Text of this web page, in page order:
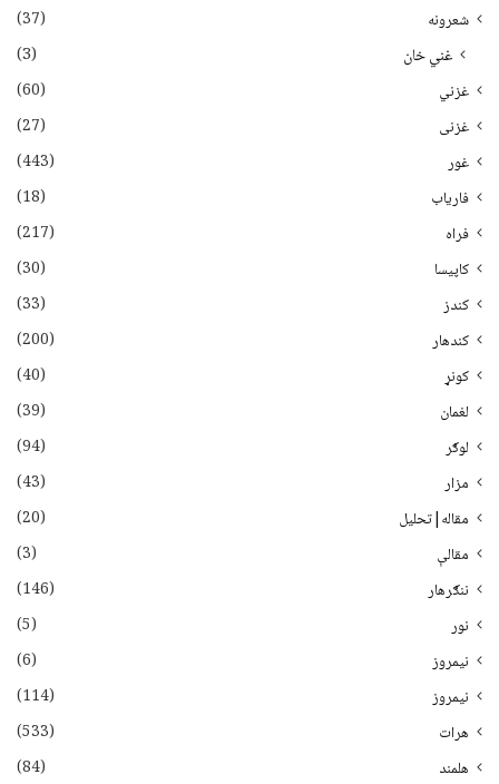
شعرونه
(37)
غني خان
(3)
غزني
(60)
غزنی
(27)
غور
(443)
فاریاب
(18)
فراه
(217)
کاپیسا
(30)
کندز
(33)
کندهار
(200)
کونړ
(40)
لغمان
(39)
لوګر
(94)
مزار
(43)
مقاله|تحلیل
(20)
مقالې
(3)
ننګرهار
(146)
نور
(5)
نيمروز
(6)
نیمروز
(114)
هرات
(533)
هلمند
(84)